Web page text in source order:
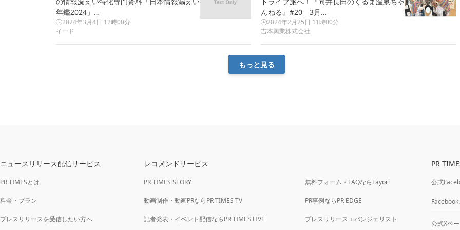
年鑑2024」…
2024年3月4日 12時00分
イード
んねる』#20 3月…
2024年2月25日 11時00分
吉本興業株式会社
もっと見る
フ
ー
ニュースリリース配信サービス
PR TIMESとは
料金・プラン
プレスリリースを受信したい方へ
レコメンドサービス
PR TIMES STORY
動画制作・動画PRならPR TIMES TV
記者発表・イベント配信ならPR TIMES LIVE
無料フォーム・FAQならTayori
PR事例ならPR EDGE
プレスリリースエバンジェリスト
PR
公式
Facebook
公式Xペ